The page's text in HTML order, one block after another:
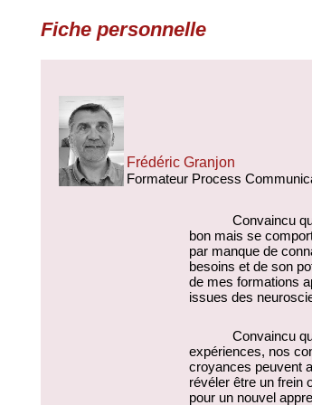
Fiche personnelle
Frédéric Granjon
Formateur Process
Convaincu
bon mais se
par manque de
besoins et de son
de mes formations
issues des
Convaincu
expériences, nos
croyances peuvent
révéler être un frein
pour un nouvel